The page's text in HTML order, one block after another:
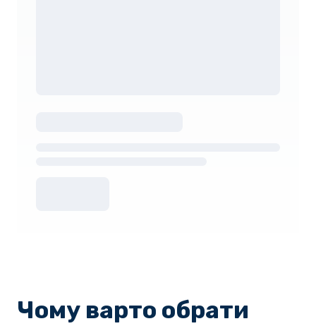
Чому варто обрати